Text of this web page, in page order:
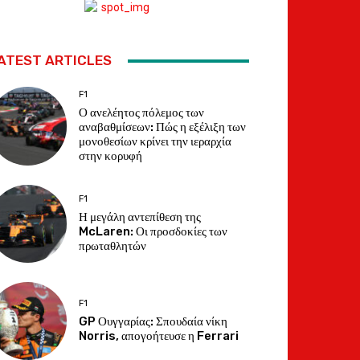
ARTICLES
F1
Ο ανελέητος πόλεμος των
αναβαθμίσεων: Πώς η εξέλιξη των
μονοθεσίων κρίνει την ιεραρχία
στην κορυφή
F1
Η μεγάλη αντεπίθεση της
McLaren: Οι προσδοκίες των
πρωταθλητών
F1
GP Ουγγαρίας: Σπουδαία νίκη
Norris, απογοήτευσε η Ferrari